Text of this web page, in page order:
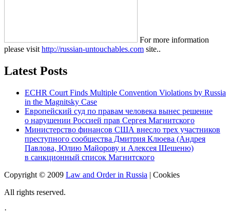
For more information
please visit http://russian-untouchables.com site..
Latest Posts
ECHR Court Finds Multiple Convention Violations by Russia
in the Magnitsky Case
Европейский суд по правам человека вынес решение
о нарушении Россией прав Сергея Магнитского
Министерство финансов США внесло трех участников
преступного сообщества Дмитрия Клюева (Андрея
Павлова, Юлию Майорову и Алексея Шешеню)
в санкционный список Магнитского
Copyright © 2009 Law and Order in Russia | Cookies
All rights reserved.
·